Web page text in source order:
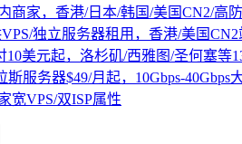
商家，香港/日本/韩国/美国CN2/高
独立服务器租用，香港/美国
10美元起，洛杉矶/西雅图/圣何塞等
斯服务器$49/月起，10Gbps-40Gbps
宽VPS/双ISP属性